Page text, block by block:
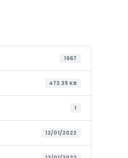
1667
473.35 KB
1
12/01/2022